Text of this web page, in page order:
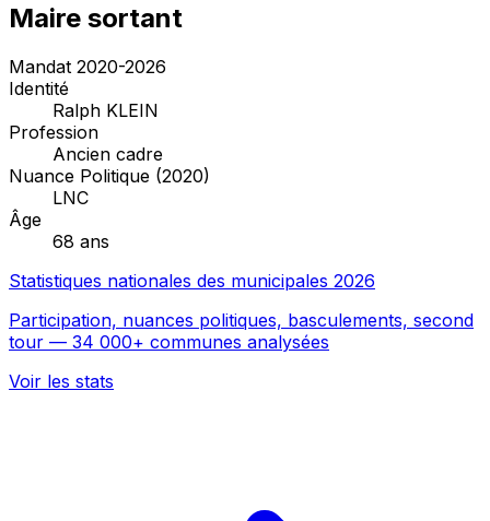
Maire sortant
Mandat 2020-2026
Identité
Ralph KLEIN
Profession
Ancien cadre
Nuance Politique (2020)
LNC
Âge
68 ans
Statistiques nationales des municipales 2026
Participation, nuances politiques, basculements, second
tour — 34 000+ communes analysées
Voir les stats